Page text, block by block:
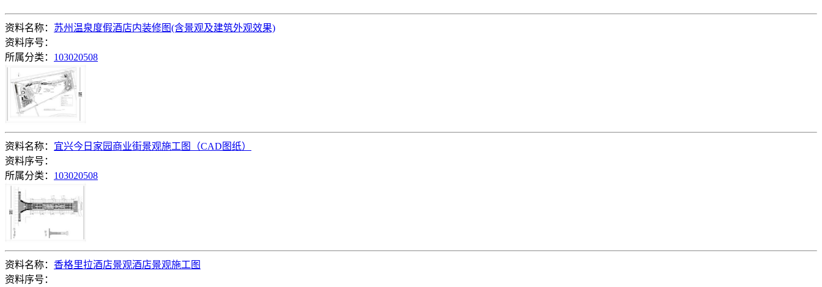
资料名称： 苏州温泉度假酒店内装修图(含景观及建筑外观效果)
资料序号：
所属分类： 103020508
资料名称： 宜兴今日家园商业街景观施工图（CAD图纸）
资料序号：
所属分类： 103020508
资料名称： 香格里拉酒店景观酒店景观施工图
资料序号：